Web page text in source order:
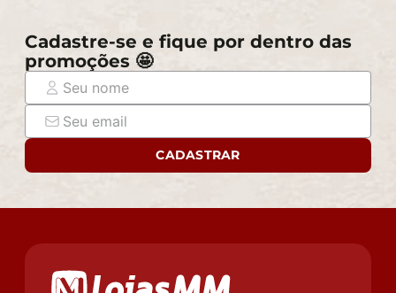
evitando assim futuros desagrados ou imprevistos
com a entrega do produto.
Cadastre-se e fique por dentro das
promoções 🤩
CADASTRAR